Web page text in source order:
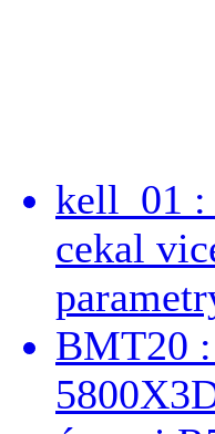
kell_01 :
cekal
BMT20